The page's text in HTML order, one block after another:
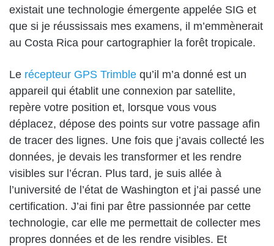
existait une technologie émergente appelée SIG et
que si je réussissais mes examens, il m’emmènerait
au Costa Rica pour cartographier la forêt tropicale.
Le récepteur GPS Trimble qu’il m’a donné est un
appareil qui établit une connexion par satellite,
repère votre position et, lorsque vous vous
déplacez, dépose des points sur votre passage afin
de tracer des lignes. Une fois que j’avais collecté les
données, je devais les transformer et les rendre
visibles sur l’écran. Plus tard, je suis allée à
l’université de l’état de Washington et j’ai passé une
certification. J’ai fini par être passionnée par cette
technologie, car elle me permettait de collecter mes
propres données et de les rendre visibles. Et